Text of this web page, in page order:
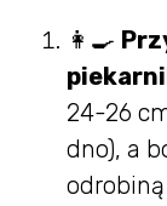
👩‍🍳
24-26
dno), a